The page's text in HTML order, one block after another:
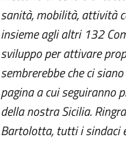
sanità, mobilità, attività
insieme agli altri 132
sviluppo per attivare
sembrerebbe che ci
pagina a cui seguiranno
della nostra Sicilia.
Bartolotta, tutti i sindaci